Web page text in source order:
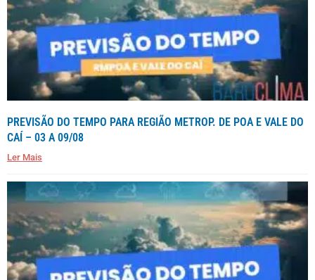
PREVISÃO DO TEMPO PARA REGIÃO METROP. DE POA E VALE DO
CAÍ – 03 A 09/08
Ler Mais